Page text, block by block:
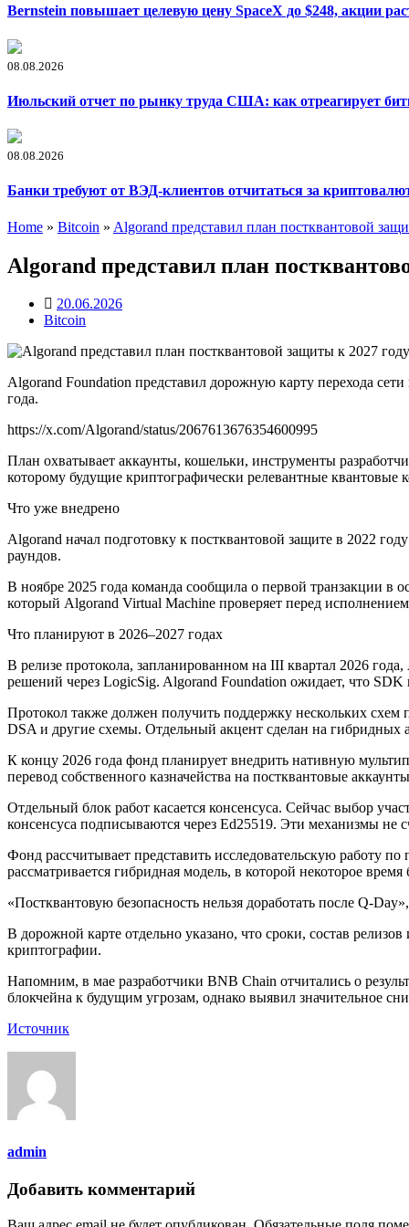
Bernstein повышает целевую цену SpaceX до $248, акции
08.08.2026
Июльский отчет по рынку труда США: как отреагирует
08.08.2026
Банки требуют от ВЭД-клиентов отчитаться за
Home » Bitcoin » Algorand представил план постквантовой
Algorand представил план
20.06.2026
Bitcoin
Algorand Foundation представил дорожную карту перехода
года.
https://x.com/Algorand/status/2067613676354600995
План охватывает аккаунты, кошельки, инструменты
которому будущие криптографически релевантные
Что уже внедрено
Algorand начал подготовку к постквантовой защите в 2022
раундов.
В ноябре 2025 года команда сообщила о первой транзакции в
который Algorand Virtual Machine проверяет перед
Что планируют в 2026–2027 годах
В релизе протокола, запланированном на III квартал 2026
решений через LogicSig. Algorand Foundation ожидает, что SDK
Протокол также должен получить поддержку нескольких схем
DSA и другие схемы. Отдельный акцент сделан на гибридных
К концу 2026 года фонд планирует внедрить нативную
перевод собственного казначейства на постквантовые
Отдельный блок работ касается консенсуса. Сейчас выбор
консенсуса подписываются через Ed25519. Эти механизмы
Фонд рассчитывает представить исследовательскую работу
рассматривается гибридная модель, в которой некоторое
«Постквантовую безопасность нельзя доработать после Q-
В дорожной карте отдельно указано, что сроки, состав
криптографии.
Напомним, в мае разработчики BNB Chain отчитались о
блокчейна к будущим угрозам, однако выявил значительное
Источник
admin
Добавить комментарий